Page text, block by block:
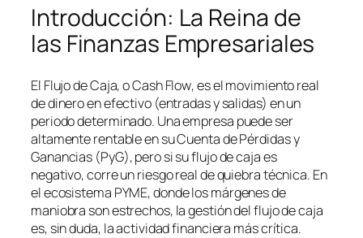
Introducción: La Reina de
las Finanzas Empresariales
El Flujo de Caja, oCash Flow, es el movimiento real
de dinero en efectivo (entradas y salidas) en un
periodo determinado. Una empresa puede ser
altamente rentable en su Cuenta de Pérdidas y
Ganancias (PyG), pero si su flujo de caja es
negativo, corre un riesgo real de quiebra técnica. En
el ecosistema PYME, donde los márgenes de
maniobra son estrechos, la gestión del flujo de caja
es, sin duda, la actividad financiera más crítica.